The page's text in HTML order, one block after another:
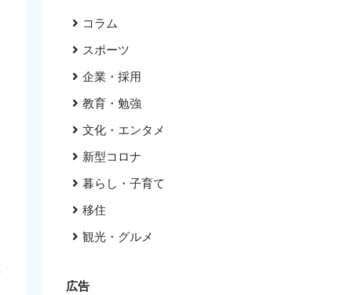
コラム
スポーツ
企業・採用
教育・勉強
文化・エンタメ
新型コロナ
暮らし・子育て
移住
観光・グルメ
広告